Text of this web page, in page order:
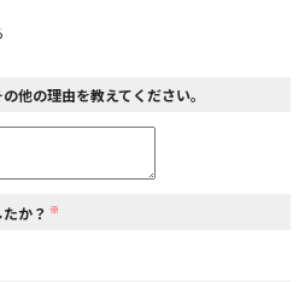
ックパルフェ
他の理由を教えてください。
か？ ※